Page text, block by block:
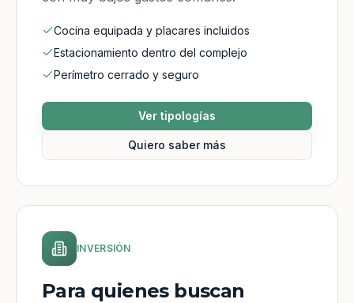
Cocina equipada y placares incluidos
Estacionamiento dentro del complejo
Perímetro cerrado y seguro
Ver tipologías
Quiero saber más
INVERSIÓN
Para quienes buscan